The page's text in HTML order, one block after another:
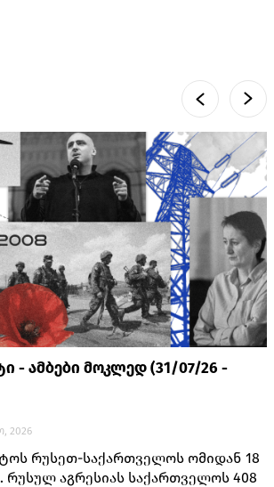
- ამბები მოკლედ (31/07/26 -
2026
რუსეთ-საქართველოს ომიდან 18
აგრესიას საქართველოს 408